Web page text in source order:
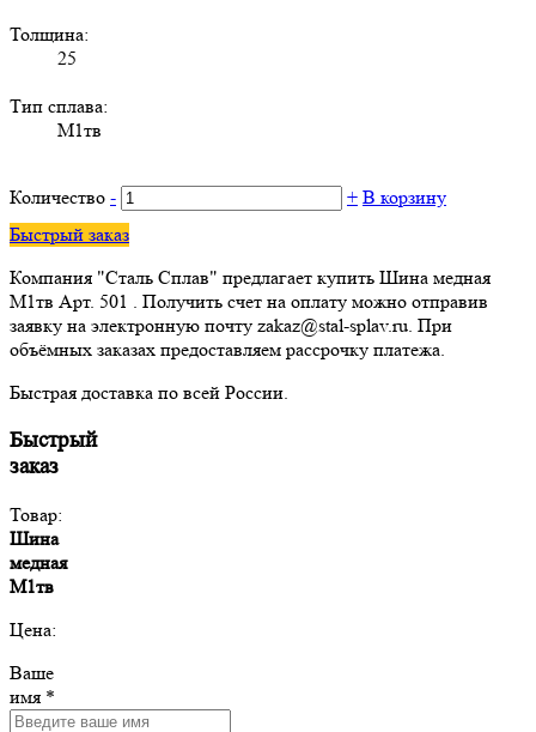
Толщина:
25
Тип сплава:
М1тв
Количество - + В корзину
Быстрый заказ
Компания "Сталь Сплав" предлагает купить Шина медная
М1тв Арт. 501 . Получить счет на оплату можно отправив
заявку на электронную почту zakaz@stal-splav.ru. При
объёмных заказах предоставляем рассрочку платежа.
Быстрая доставка по всей России.
Быстрый
заказ
Товар:
Шина
медная
М1тв
Цена:
Ваше
имя *